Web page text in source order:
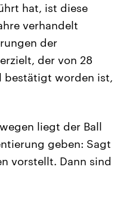
hat, ist diese
verhandelt
der
der von 28
bestätigt worden ist,
liegt der Ball
geben: Sagt
vorstellt. Dann sind